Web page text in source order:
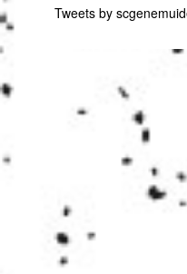
Tweets by